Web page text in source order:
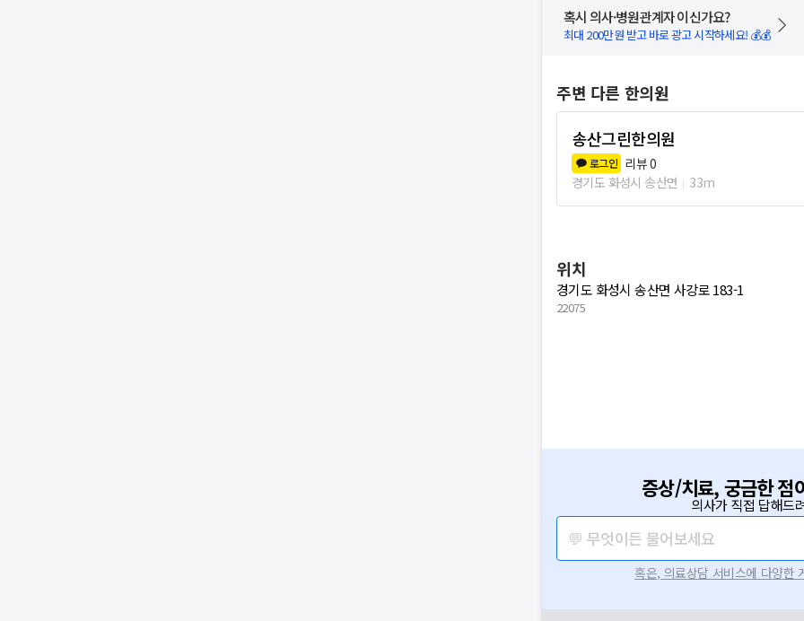
혹시 의사·병원관계자 이신가요?
최대 200만원 받고 바로 광고 시작하세요! 💰💰
주변 다른 한의원
송산그린한의원
로그인 리뷰0
경기도 화성시 송산면
33m
위치
경기도 화성시 송산면 사강로 183-1
22075
증상/치료, 궁금한 점
의사가 직접 답해드
💬 무엇이든 물어보세요
혹은, 의료상담 서비스에 다양한